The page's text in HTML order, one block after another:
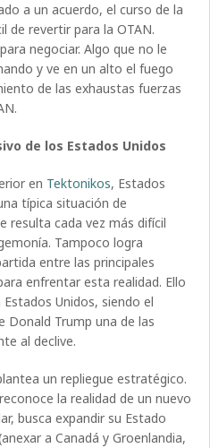
a un acuerdo, el curso de la
de revertir para la OTAN.
negociar. Algo que no le
y ve en un alto el fuego
de las exhaustas fuerzas
de los Estados Unidos
en Tektonikos, Estados
típica situación de
resulta cada vez más difícil
Tampoco logra
entre las principales
enfrentar esta realidad. Ello
Unidos, siendo el
Donald Trump una de las
al declive.
un repliegue estratégico.
la realidad de un nuevo
busca expandir su Estado
a Canadá y Groenlandia,